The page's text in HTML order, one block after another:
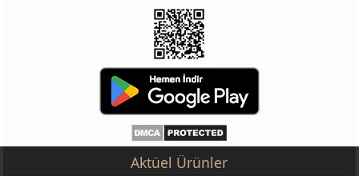
Aktüel Ürünler